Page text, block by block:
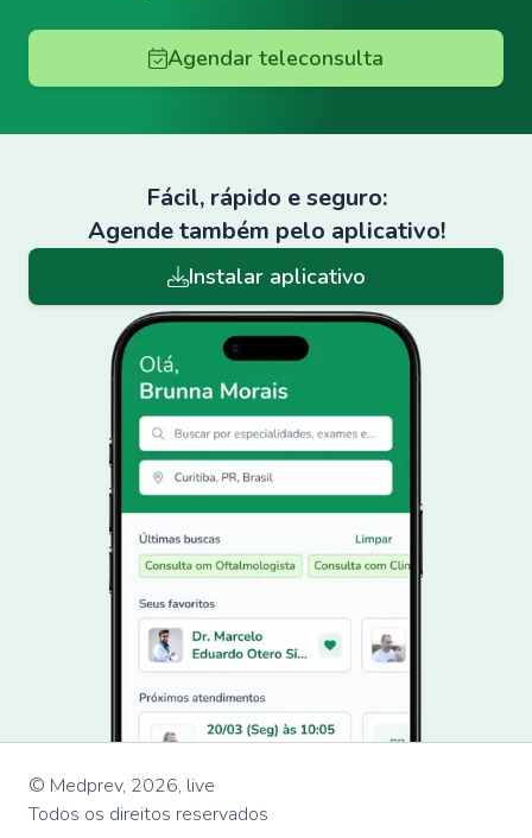
Agendar teleconsulta
Fácil, rápido e seguro:
Agende também pelo aplicativo!
Instalar aplicativo
© Medprev, 2026, live
Todos os direitos reservados